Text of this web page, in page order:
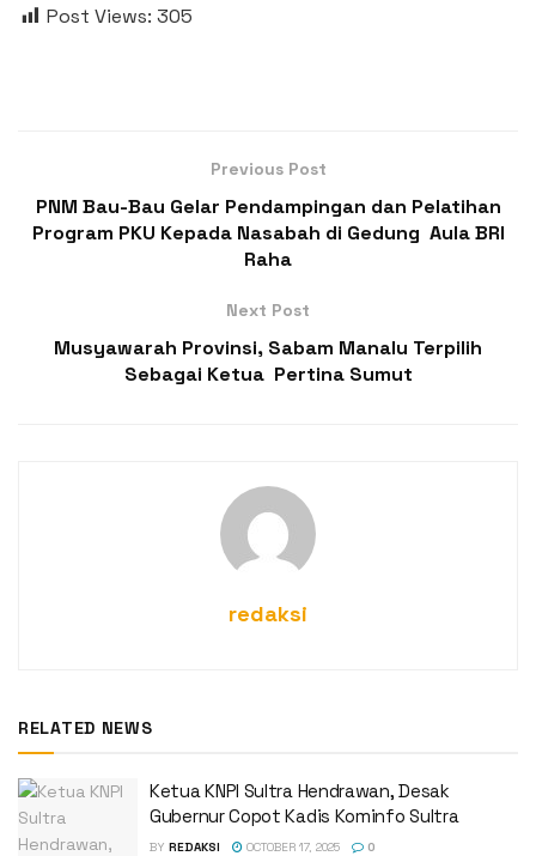
Post Views: 305
Previous Post
PNM Bau-Bau Gelar Pendampingan dan Pelatihan
Program PKU Kepada Nasabah di Gedung Aula BRI
Raha
Next Post
Musyawarah Provinsi, Sabam Manalu Terpilih
Sebagai Ketua Pertina Sumut
redaksi
RELATED NEWS
Ketua KNPI Sultra Hendrawan, Desak
Gubernur Copot Kadis Kominfo Sultra
BY REDAKSI OCTOBER 17, 2025 0